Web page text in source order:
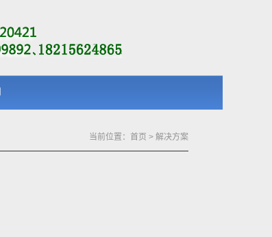
当前位置： 首页 > 解决方案